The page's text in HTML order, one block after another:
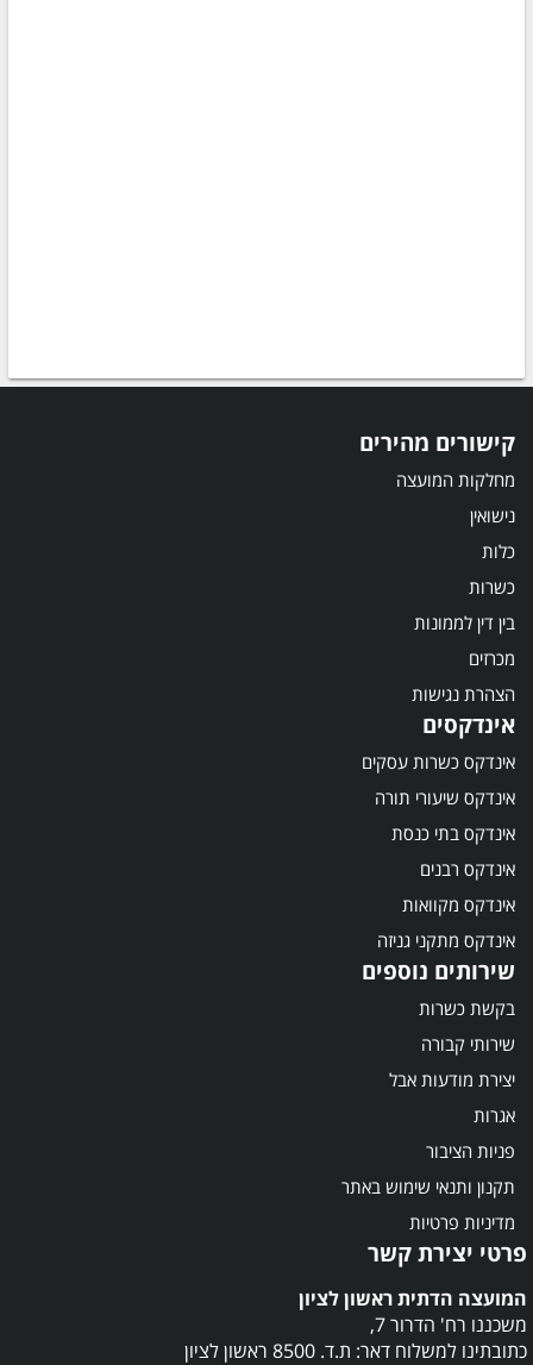
קישורים מהירים
מחלקות המועצה
נישואין
כלות
כשרות
בין דין לממונות
מכרזים
הצהרת נגישות
אינדקסים
אינדקס כשרות עסקים
אינדקס שיעורי תורה
אינדקס בתי כנסת
אינדקס רבנים
אינדקס מקוואות
אינדקס מתקני גניזה
שירותים נוספים
בקשת כשרות
שירותי קבורה
יצירת מודעות אבל
אגרות
פניות הציבור
תקנון ותנאי שימוש באתר
מדיניות פרטיות
פרטי יצירת קשר
המועצה הדתית ראשון לציון
משכננו רח' הדרור 7,
כתובתינו למשלוח דאר: ת.ד. 8500 ראשון לציון